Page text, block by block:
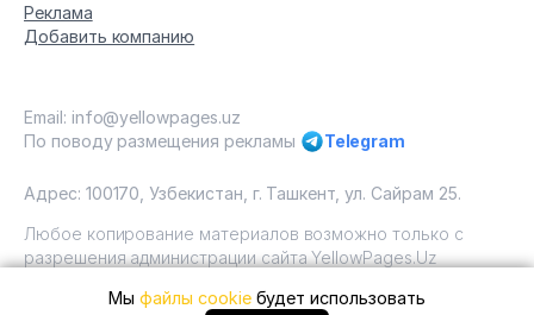
Реклама
Добавить компанию
Email: info@yellowpages.uz
По поводу размещения рекламы
Telegram
Адрес: 100170, Узбекистан, г. Ташкент, ул. Сайрам 25.
Любое копирование материалов возможно только с
разрешения администрации сайта YellowPages.Uz
Copyright © Yellow Pages Uzbekistan, 2009 - 2026 / ООО
Мыфайлы cookieбудет использовать